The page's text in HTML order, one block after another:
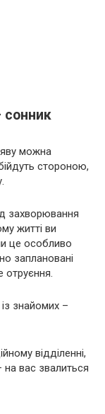
сонник
можна
стороною,
захворювання
житті ви
це особливо
заплановані
знайомих –
відділенні,
на вас звалиться